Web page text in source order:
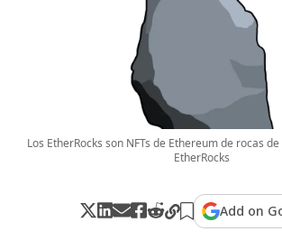
Los EtherRocks son NFTs de Ethereum de rocas
EtherRocks
Add on